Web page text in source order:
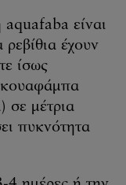
είναι
έχουν
ίσως
σε μέτρια
πυκνότητα